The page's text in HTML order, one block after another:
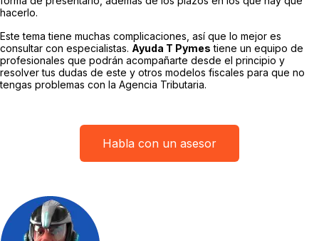
hacerlo.
Este tema tiene muchas complicaciones, así que lo mejor es
consultar con especialistas. Ayuda T Pymes tiene un equipo de
profesionales que podrán acompañarte desde el principio y
resolver tus dudas de este y otros modelos fiscales para que no
tengas problemas con la Agencia Tributaria.
Habla con un asesor